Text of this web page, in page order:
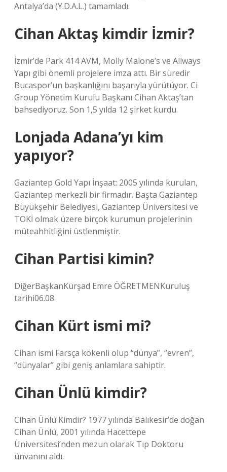
Antalya’da (Y.D.A.L.) tamamladı.
Cihan Aktaş kimdir İzmir?
İzmir’de Park 414 AVM, Molly Malone’s ve Allways
Yapı gibi önemli projelere imza attı. Bir süredir
Bucaspor’un başkanlığını başarıyla yürütüyor. Ci
Group Yönetim Kurulu Başkanı Cihan Aktaş’tan
bahsediyoruz. Son 1,5 yılda 12 şirket kurdu.
Lonjada Adana’yı kim
yapıyor?
Gaziantep Gold Yapı İnşaat: 2005 yılında kurulan,
Gaziantep merkezli bir firmadır. Başta Gaziantep
Büyükşehir Belediyesi, Gaziantep Üniversitesi ve
TOKİ olmak üzere birçok kurumun projelerinin
müteahhitliğini üstlenmiştir.
Cihan Partisi kimin?
DiğerBaşkanKürşad Emre ÖĞRETMENKuruluş
tarihi06.08.
Cihan Kürt ismi mi?
Cihan ismi Farsça kökenli olup “dünya”, “evren”,
“dünyalar” gibi geniş anlamlara sahiptir.
Cihan Ünlü kimdir?
Cihan Ünlü Kimdir? 1977 yılında Balıkesir’de doğan
Cihan Ünlü, 2001 yılında Hacettepe
Üniversitesi’nden mezun olarak Tıp Doktoru
ünvanını aldı.